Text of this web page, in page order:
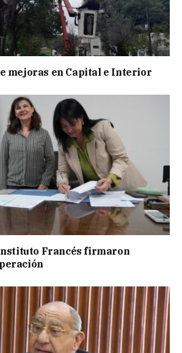
mejoras en Capital e Interior
Francés firmaron